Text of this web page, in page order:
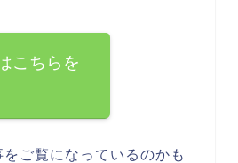
こちらを
ご覧になっているのかも